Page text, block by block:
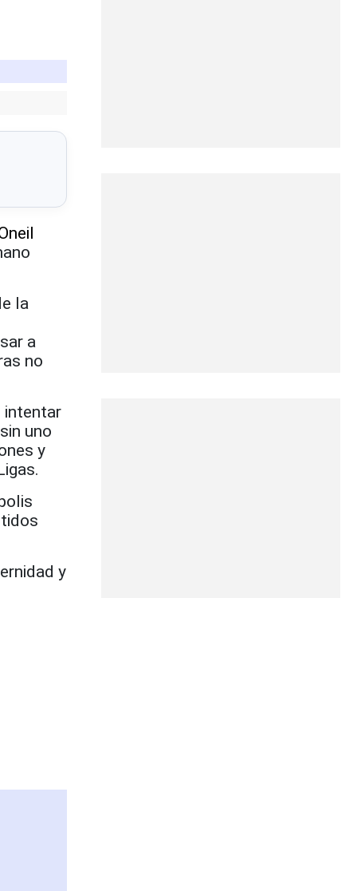
la
a
no
intentar
uno
y
y